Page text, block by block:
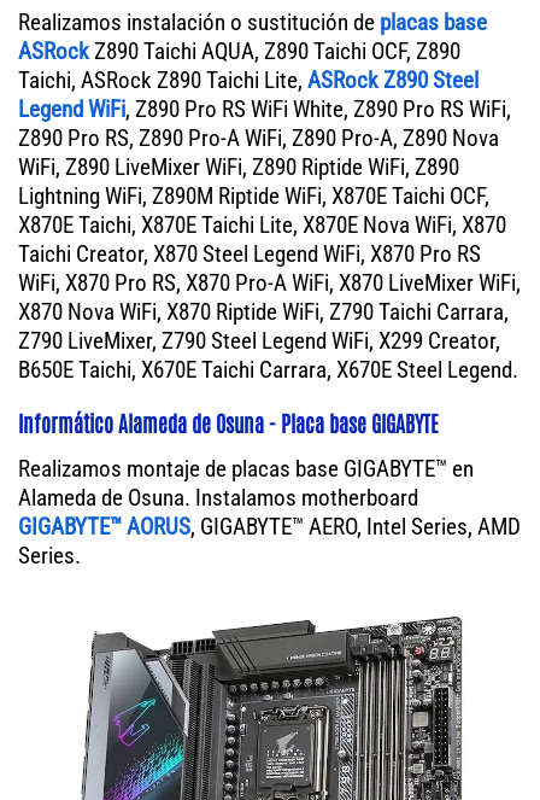
Realizamos instalación o sustitución de placas base
ASRockZ890 Taichi AQUA, Z890 Taichi OCF, Z890
Taichi, ASRock Z890 Taichi Lite, ASRock Z890 Steel
Legend WiFi, Z890 Pro RS WiFi White, Z890 Pro RS WiFi,
Z890 Pro RS, Z890 Pro-A WiFi, Z890 Pro-A, Z890 Nova
WiFi, Z890 LiveMixer WiFi, Z890 Riptide WiFi, Z890
Lightning WiFi, Z890M Riptide WiFi, X870E Taichi OCF,
X870E Taichi, X870E Taichi Lite, X870E Nova WiFi, X870
Taichi Creator, X870 Steel Legend WiFi, X870 Pro RS
WiFi, X870 Pro RS, X870 Pro-A WiFi, X870 LiveMixer WiFi,
X870 Nova WiFi, X870 Riptide WiFi, Z790 Taichi Carrara,
Z790 LiveMixer, Z790 Steel Legend WiFi, X299 Creator,
B650E Taichi, X670E Taichi Carrara, X670E Steel Legend.
Informático Alameda de Osuna - Placa base GIGABYTE
Realizamos montaje de placas base GIGABYTE™ en
Alameda de Osuna. Instalamos motherboard
GIGABYTE™ AORUS, GIGABYTE™ AERO, Intel Series, AMD
Series.